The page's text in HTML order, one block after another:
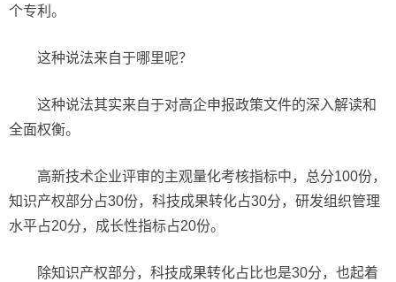
个专利。
这种说法来自于哪里呢？
这种说法其实来自于对高企申报政策文件的深入解读和
全面权衡。
高新技术企业评审的主观量化考核指标中，总分100份，
知识产权部分占30份，科技成果转化占30分，研发组织管理
水平占20分，成长性指标占20份。
除知识产权部分，科技成果转化占比也是30分，也起着